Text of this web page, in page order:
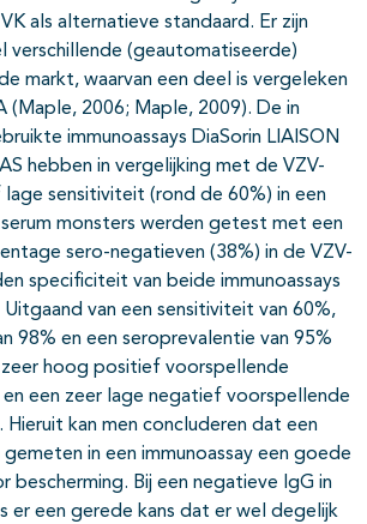
als alternatieve standaard. Er zijn
verschillende (geautomatiseerde)
markt, waarvan een deel is vergeleken
(Maple, 2006; Maple, 2009). De in
immunoassays DiaSorin LIAISON
hebben in vergelijking met de VZV-
lage sensitiviteit (rond de 60%) in een
monsters werden getest met een
sero-negatieven (38%) in de VZV-
specificiteit van beide immunoassays
van een sensitiviteit van 60%,
98% en een seroprevalentie van 95%
hoog positief voorspellende
en een zeer lage negatief voorspellende
Hieruit kan men concluderen dat een
in een immunoassay een goede
bescherming. Bij een negatieve IgG in
er een gerede kans dat er wel degelijk